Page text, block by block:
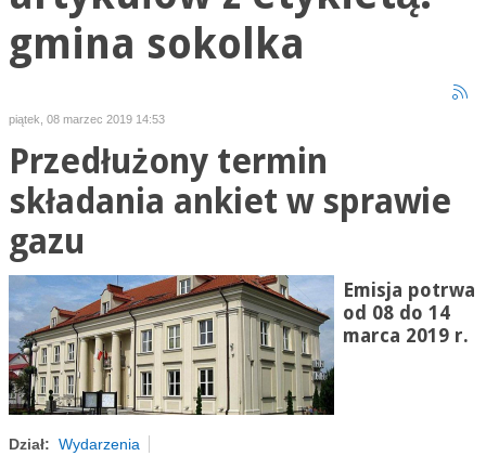
gmina sokolka
piątek, 08 marzec 2019 14:53
Przedłużony termin
składania ankiet w sprawie
gazu
Emisja potrwa
od 08 do 14
marca 2019 r.
Dział: Wydarzenia